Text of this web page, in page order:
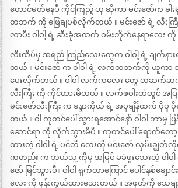
တောင်မတ်နေပီ ကိုင်ကြည့် ဟု ဆိုကာ မင်းဇော်က ခါ
တဘက် ကို ဖြေချပစ်လိုက်တယ် ။ မင်းဇော် ရဲ့ လီးကြီး
လာပီး ဝါဝါ့ ရဲ့ ဆီးခုံအထက် ဝမ်းဘိုက်နေရာလေး
လီးထိပ်မှ အရည် ကြည်လေးတွေက ဝါဝါ့ ရဲ့ ချက်နာ
တယ် ။ မင်းဇော် က ဝါဝါ ရဲ့ လက်တဘက်ကို ယူကာ သူ့
ပေးလိုက်တယ် ။ ဝါဝါ လက်ကလေး တွေ တဆက်ဆက်
လီးကြီး ကို ကိုင်ထားမိတယ် ။ လက်ဖဝါးထဲတွင် အပ
မင်းဇော်လီးကြီး က ခန္ဒာကိုယ် ရဲ့ အပူချိန်ထက် ပိုပူ ပို
တယ် ။ ဝါ ကုတင်ပေါ် သွားရအောင်နော် ဝါဝါ ဘာမှ ပြန်
ဆောင်ရာ ကို လိုက်သွားမိပီ ။ ကုတင်ပေါ် ရောက်တ
ထားတဲ့ ဝါဝါ ရဲ့ ပင်တီ လေးကို မင်းဇော် လှမ်းချွတ်
ကတည်း က ဘယ်သူ့ ကိုမှ အမြင် မခံဖူးသေးတဲ့ ဝါဝါ
ဇော် မြင်သွားပီ။ ဝါဝါ ရှက်တာကြောင် ပေါင်နှစ်ချ
လေး ကို ဖုန်းကွယ်ထားသေးတယ် ။ အဖုတ်ကို သေချာ